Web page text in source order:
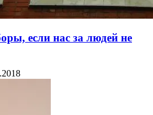
если нас за людей не